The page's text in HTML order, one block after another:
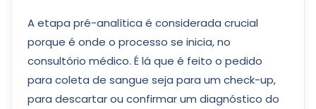
A etapa pré-analítica é considerada crucial
porque é onde o processo se inicia, no
consultório médico. É lá que é feito o pedido
para coleta de sangue seja para um check-up,
para descartar ou confirmar um diagnóstico do